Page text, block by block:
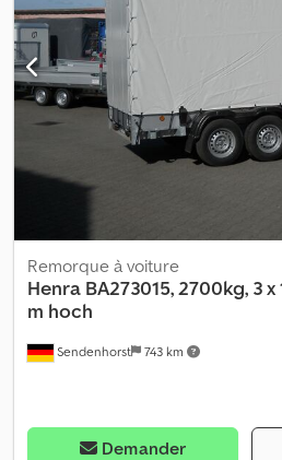
autorisé de 1500 kg, plateau surélevé,
amovibles, 4 montants d’angle avec
à bâche avec bâche robuste de type
anneaux d’arrimage intégrés dans le
homologué pour 100 km/h
technique (TÜV) et documents
R H Ugo Ac Horf
Sendenhorst 743 km
Remorque à voiture
Henra BA273015, 2700kg, 3 x
m hoch
Demander